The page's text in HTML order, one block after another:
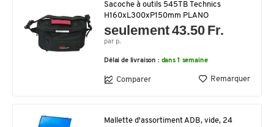
Sacoche à outils 545TB Technics
H160xL300xP150mm PLANO
seulement 43.50 Fr.
par p.
Délai de livraison : dans 1 semaine
Comparer Remarquer
Mallette d'assortiment ADB, vide, 24